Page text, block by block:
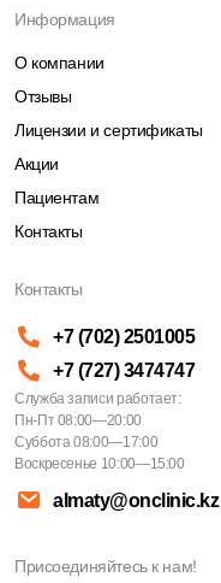
Информация
О компании
Отзывы
Лицензии и сертификаты
Акции
Пациентам
Контакты
Контакты
+7 (702) 2501005
+7 (727) 3474747
Служба записи работает:
Пн-Пт 08:00—20:00
Суббота 08:00—17:00
Воскресенье 10:00—15:00
almaty@onclinic.kz
Присоединяйтесь к нам!